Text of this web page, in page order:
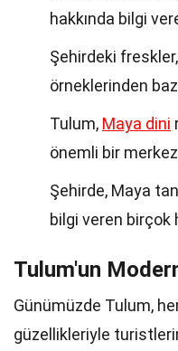
hakkında bilgi
Şehirdeki
örneklerinden
Tulum, Maya dini
önemli bir
Şehirde, Maya
bilgi veren birçok
Tulum'un
Günümüzde Tulum,
güzellikleriyle